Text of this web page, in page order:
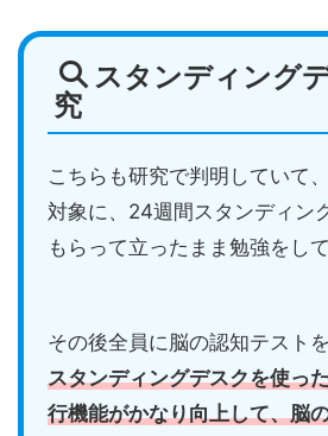
スタンディング
究
こちらも研究で判明していて
対象に、24週間スタンディン
もらって立ったまま勉強をし
その後全員に脳の認知テスト
スタンディングデスクを使っ
行機能がかなり向上して、脳